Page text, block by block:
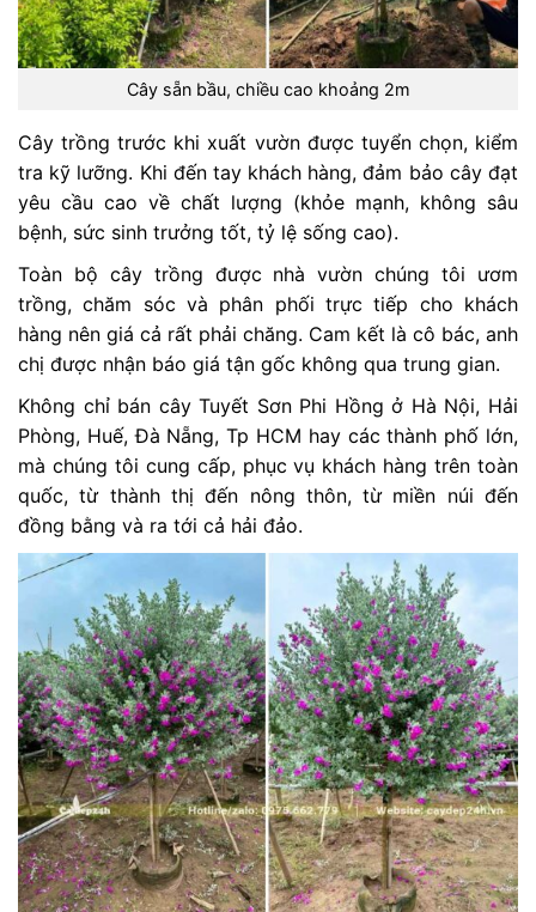
Cây sẵn bầu, chiều cao khoảng 2m
Cây trồng trước khi xuất vườn được tuyển chọn, kiểm
tra kỹ lưỡng. Khi đến tay khách hàng, đảm bảo cây đạt
yêu cầu cao về chất lượng (khỏe mạnh, không sâu
bệnh, sức sinh trưởng tốt, tỷ lệ sống cao).
Toàn bộ cây trồng được nhà vườn chúng tôi ươm
trồng, chăm sóc và phân phối trực tiếp cho khách
hàng nên giá cả rất phải chăng. Cam kết là cô bác, anh
chị được nhận báo giá tận gốc không qua trung gian.
Không chỉ bán cây Tuyết Sơn Phi Hồng ở Hà Nội, Hải
Phòng, Huế, Đà Nẵng, Tp HCM hay các thành phố lớn,
mà chúng tôi cung cấp, phục vụ khách hàng trên toàn
quốc, từ thành thị đến nông thôn, từ miền núi đến
đồng bằng và ra tới cả hải đảo.